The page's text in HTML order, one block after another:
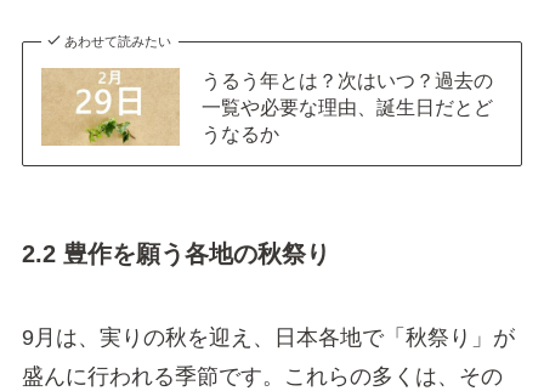
あわせて読みたい
うるう年とは？次はいつ？過去の
一覧や必要な理由、誕生日だとど
うなるか
2.2 豊作を願う各地の秋祭り
9月は、実りの秋を迎え、日本各地で「秋祭り」が
盛んに行われる季節です。これらの多くは、その